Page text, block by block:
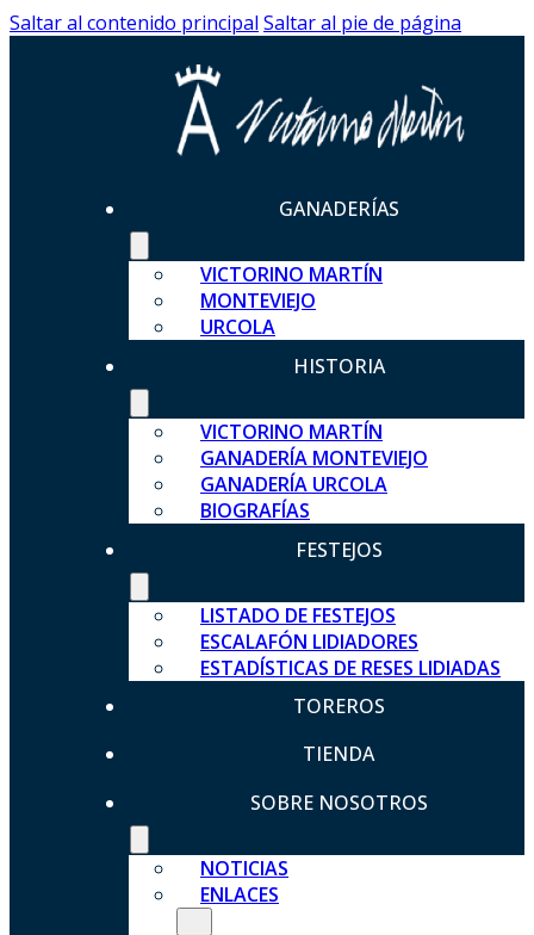
Saltar al contenido principal Saltar al pie de página
GANADERÍAS
VICTORINO MARTÍN
MONTEVIEJO
URCOLA
HISTORIA
VICTORINO MARTÍN
GANADERÍA MONTEVIEJO
GANADERÍA URCOLA
BIOGRAFÍAS
FESTEJOS
LISTADO DE FESTEJOS
ESCALAFÓN LIDIADORES
ESTADÍSTICAS DE RESES LIDIADAS
TOREROS
TIENDA
SOBRE NOSOTROS
NOTICIAS
ENLACES